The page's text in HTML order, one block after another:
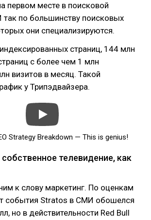
первом месте в поисковой
так по большинству поисковых
они специализируются.
страниц, 144 млн
с более чем 1 млн
визитов в месяц. Такой
у Трипэдвайзера.
Strategy Breakdown — This is genius!
телевидение, как
к слову маркетинг. По оценкам
события Stratos в СМИ обошелся
но в действительности Red Bull